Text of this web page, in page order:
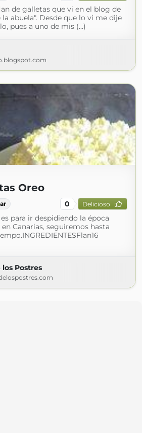
de galletas que vi en el blog de
abuela". Desde que lo vi me dije
pues a uno de mis (...)
Oreo
0 Delicioso
para ir despidiendo la época
Canarias, seguiremos hasta
Postres